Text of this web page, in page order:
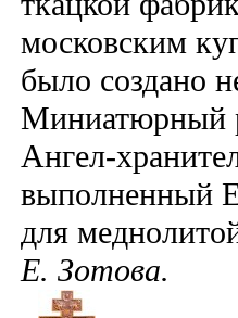
московским
было создано
Миниатюрный
Ангел-
выполненный
для
Е. Зотова.